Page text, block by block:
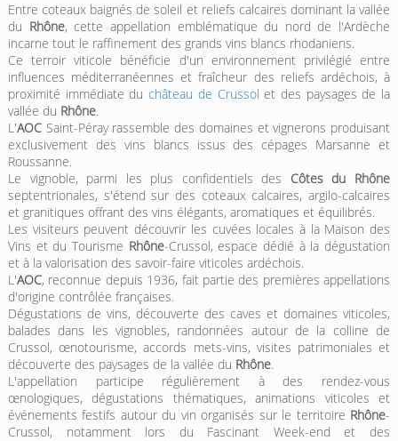
Entre coteaux baignés de soleil et reliefs calcaires dominant la vallée
du Rhône, cette appellation emblématique du nord de l'Ardèche
incarne tout le raffinement des grands vins blancs rhodaniens.
Ce terroir viticole bénéficie d'un environnement privilégié entre
influences méditerranéennes et fraîcheur des reliefs ardéchois, à
proximité immédiate duchâteau de Crussol et des paysages de la
vallée du Rhône.
L'AOCSaint-Péray rassemble des domaines et vignerons produisant
exclusivement des vins blancs issus des cépages Marsanne et
Roussanne.
Le vignoble, parmi les plus confidentiels des Côtes du Rhône
septentrionales, s'étend sur des coteaux calcaires, argilo-calcaires
et granitiques offrant des vins élégants, aromatiques et équilibrés.
Les visiteurs peuvent découvrir les cuvées locales à la Maison des
Vins et du Tourisme Rhône-Crussol, espace dédié à la dégustation
et à la valorisation des savoir-faire viticoles ardéchois.
L'AOC, reconnue depuis 1936, fait partie des premières appellations
d'origine contrôlée françaises.
Dégustations de vins, découverte des caves et domaines viticoles,
balades dans les vignobles, randonnées autour de la colline de
Crussol, œnotourisme, accords mets-vins, visites patrimoniales et
découverte des paysages de la vallée du Rhône.
L'appellation participe régulièrement à des rendez-vous
œnologiques, dégustations thématiques, animations viticoles et
événements festifs autour du vin organisés sur le territoire Rhône-
Crussol, notamment lors du Fascinant Week-end et des